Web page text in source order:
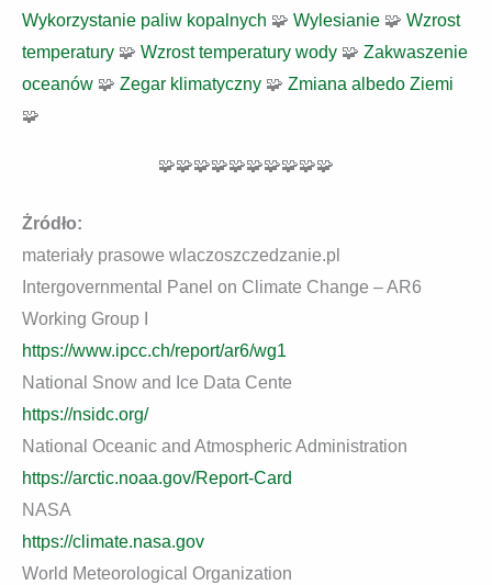
Wykorzystanie paliw kopalnych 🧩 Wylesianie 🧩 Wzrost
temperatury 🧩 Wzrost temperatury wody 🧩 Zakwaszenie
oceanów 🧩 Zegar klimatyczny 🧩 Zmiana albedo Ziemi
🧩
🧩🧩🧩🧩🧩🧩🧩🧩🧩🧩
Żródło:
materiały prasowe wlaczoszczedzanie.pl
Intergovernmental Panel on Climate Change – AR6
Working Group I
https://www.ipcc.ch/report/ar6/wg1
National Snow and Ice Data Cente
https://nsidc.org/
National Oceanic and Atmospheric Administration
https://arctic.noaa.gov/Report-Card
NASA
https://climate.nasa.gov
World Meteorological Organization